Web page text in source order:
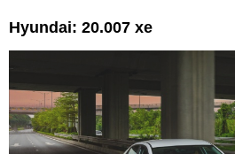
Hyundai: 20.007 xe